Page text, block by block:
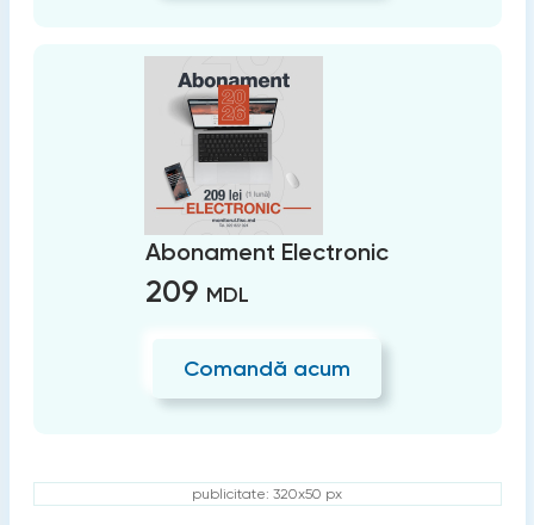
Abonament Electronic
209 MDL
Comandă acum
publicitate: 320x50 px